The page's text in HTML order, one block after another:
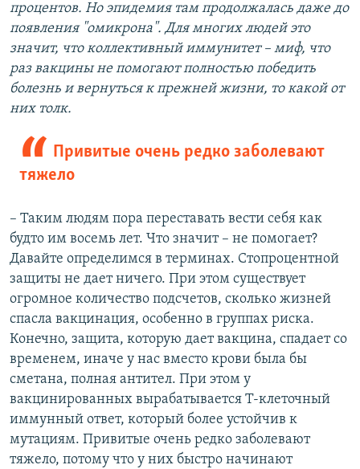
процентов. Но эпидемия там продолжалась даже до
появления "омикрона". Для многих людей это
значит, что коллективный иммунитет – миф, что
раз вакцины не помогают полностью победить
болезнь и вернуться к прежней жизни, то какой от
них толк.
Привитые очень редко заболевают
тяжело
– Таким людям пора переставать вести себя как
будто им восемь лет. Что значит – не помогает?
Давайте определимся в терминах. Стопроцентной
защиты не дает ничего. При этом существует
огромное количество подсчетов, сколько жизней
спасла вакцинация, особенно в группах риска.
Конечно, защита, которую дает вакцина, спадает со
временем, иначе у нас вместо крови была бы
сметана, полная антител. При этом у
вакцинированных вырабатывается Т-клеточный
иммунный ответ, который более устойчив к
мутациям. Привитые очень редко заболевают
тяжело, потому что у них быстро начинают